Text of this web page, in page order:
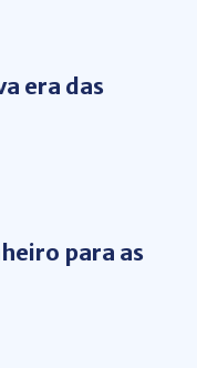
era das
para as